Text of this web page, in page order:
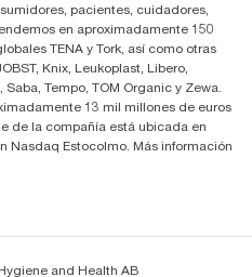
pacientes, cuidadores,
en aproximadamente 150
TENA y Tork, así como otras
Knix, Leukoplast, Libero,
Tempo, TOM Organic y Zewa.
13 mil millones de euros
de la compañía está ubicada en
Nasdaq Estocolmo. Más información
and Health AB